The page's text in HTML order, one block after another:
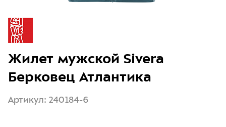
Жилет мужской Sivera
Берковец Атлантика
Артикул: 240184-6